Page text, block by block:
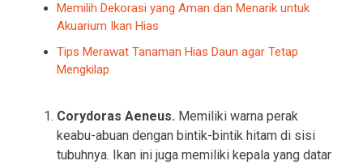
Memilih Dekorasi yang Aman dan Menarik untuk
Akuarium Ikan Hias
Tips Merawat Tanaman Hias Daun agar Tetap
Mengkilap
Corydoras Aeneus. Memiliki warna perak
keabu-abuan dengan bintik-bintik hitam di sisi
tubuhnya. Ikan ini juga memiliki kepala yang datar